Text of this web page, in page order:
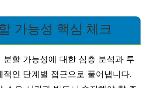
가능성 핵심 체크
분할 가능성에 대한 심층 분석과 투
적인 단계별 접근으로 풀어냅니다.